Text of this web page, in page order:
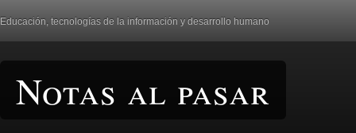
Educación, tecnologí­as de la información y desarrollo humano
Notas al pasar